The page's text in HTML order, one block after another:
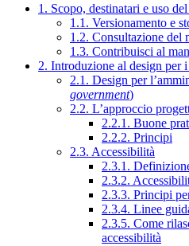
1. Scopo, destinatari e uso
1.1. Versionamento e
1.2. Consultazione del
1.3. Contribuisci al
2. Introduzione al design per
2.1. Design per
government)
2.2. L’approccio
2.2.1. Buone
2.2.2. Principi
2.3. Accessibilità
2.3.1.
2.3.2.
2.3.3. Principi
2.3.4. Linee
2.3.5. Come
accessibilità